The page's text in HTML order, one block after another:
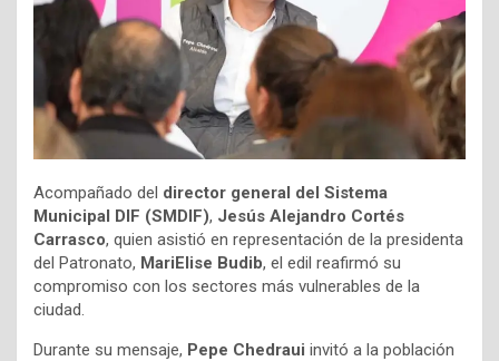
Acompañado del director general del Sistema
Municipal DIF (SMDIF), Jesús Alejandro Cortés
Carrasco, quien asistió en representación de la presidenta
del Patronato, MariElise Budib, el edil reafirmó su
compromiso con los sectores más vulnerables de la
ciudad.
Durante su mensaje, Pepe Chedraui invitó a la población